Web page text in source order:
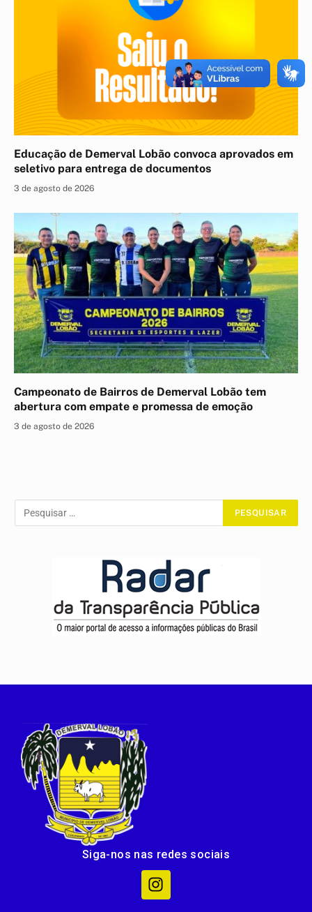
Educação de Demerval Lobão convoca aprovados em
seletivo para entrega de documentos
3 de agosto de 2026
Campeonato de Bairros de Demerval Lobão tem
abertura com empate e promessa de emoção
3 de agosto de 2026
Siga-nos nas redes sociais